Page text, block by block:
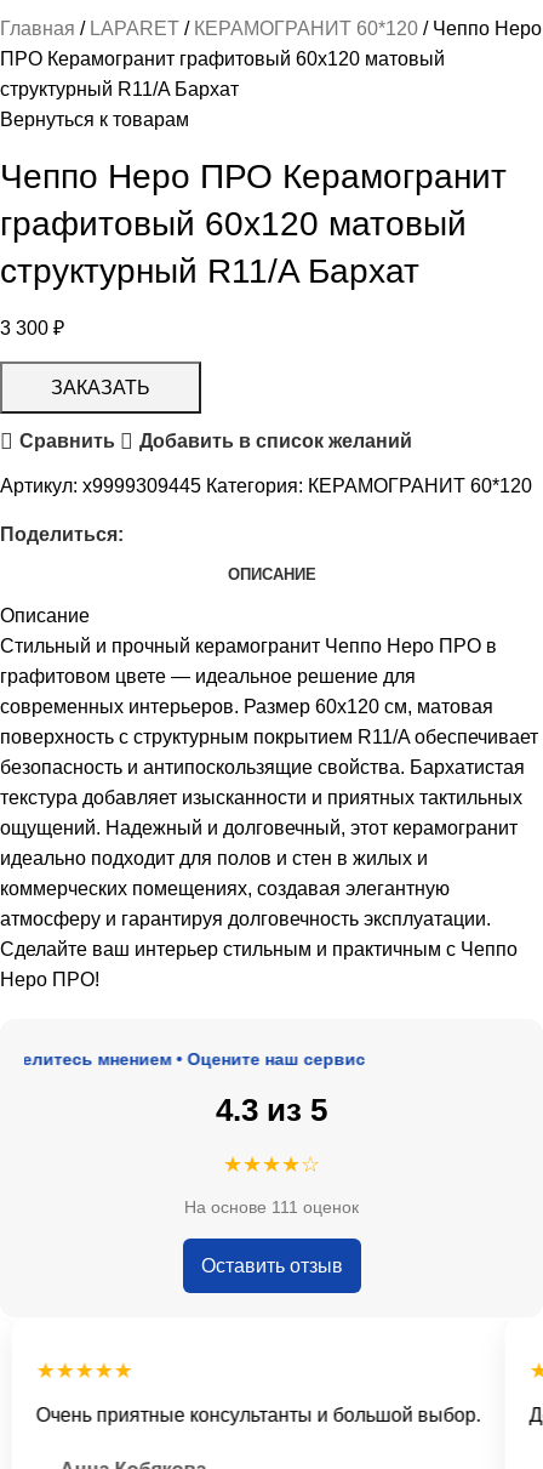
Главная LAPARET КЕРАМОГРАНИТ 60*120
Чеппо Неро
ПРО Керамогранит графитовый 60х120 матовый
структурный R11/A Бархат
Вернуться к товарам
Чеппо Неро ПРО Керамогранит
графитовый 60х120 матовый
структурный R11/A Бархат
3 300 ₽
ЗАКАЗАТЬ
Сравнить Добавить в список желаний
Артикул: х9999309445 Категория: КЕРАМОГРАНИТ 60*120
Поделиться:
ОПИСАНИЕ
Описание
Стильный и прочный керамогранит Чеппо Неро ПРО в
графитовом цвете — идеальное решение для
современных интерьеров. Размер 60х120 см, матовая
поверхность с структурным покрытием R11/A обеспечивает
безопасность и антипоскользящие свойства. Бархатистая
текстура добавляет изысканности и приятных тактильных
ощущений. Надежный и долговечный, этот керамогранит
идеально подходит для полов и стен в жилых и
коммерческих помещениях, создавая элегантную
атмосферу и гарантируя долговечность эксплуатации.
Сделайте ваш интерьер стильным и практичным с Чеппо
Неро ПРО!
мнением • Оцените наш сервис
4.3 из 5
★★★★☆
На основе 111 оценок
Оставить отзыв
★★★★★
Очень приятные консультанты и большой выбор.